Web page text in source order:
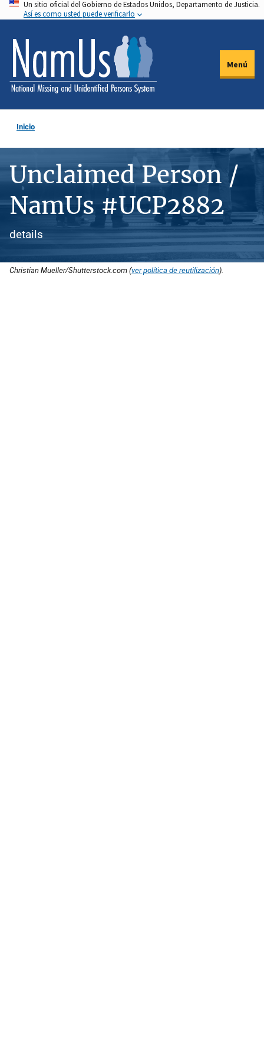
Pasar
al
contenido
principal
Un sitio oficial del Gobierno de Estados Unidos, Departamento de Justicia.
Así es como usted puede verificarlo
Menú
Inicio
Unclaimed Person /
NamUs #UCP2882
details
Christian Mueller/Shutterstock.com (ver política de reutilización).